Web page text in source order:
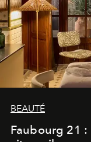
BEAUTÉ
Faubourg 21